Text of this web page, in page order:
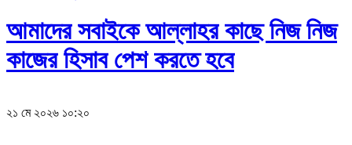
আমাদের সবাইকে আল্লাহর কাছে নিজ নিজ
কাজের হিসাব পেশ করতে হবে
২১ মে ২০২৬ ১০:২০